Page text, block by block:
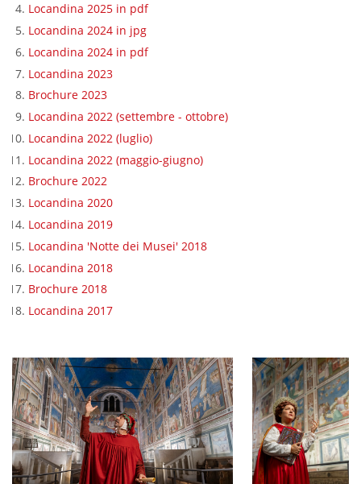
Locandina 2025 in pdf
Locandina 2024 in jpg
Locandina 2024 in pdf
Locandina 2023
Brochure 2023
Locandina 2022 (settembre - ottobre)
Locandina 2022 (luglio)
Locandina 2022 (maggio-giugno)
Brochure 2022
Locandina 2020
Locandina 2019
Locandina 'Notte dei Musei' 2018
Locandina 2018
Brochure 2018
Locandina 2017